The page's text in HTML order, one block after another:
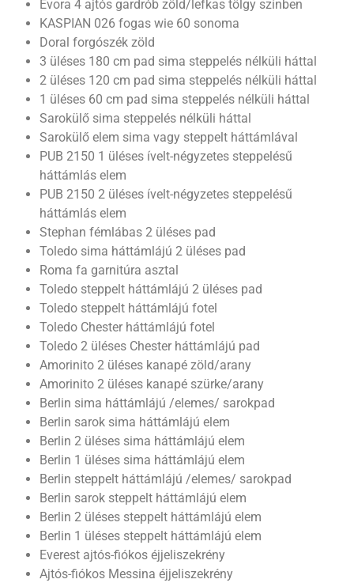
Evora 4 ajtós gardrób zöld/lefkas tölgy színben
KASPIAN 026 fogas wie 60 sonoma
Doral forgószék zöld
3 üléses 180 cm pad sima steppelés nélküli háttal
2 üléses 120 cm pad sima steppelés nélküli háttal
1 üléses 60 cm pad sima steppelés nélküli háttal
Sarokülő sima steppelés nélküli háttal
Sarokülő elem sima vagy steppelt háttámlával
PUB 2150 1 üléses ívelt-négyzetes steppelésű
háttámlás elem
PUB 2150 2 üléses ívelt-négyzetes steppelésű
háttámlás elem
Stephan fémlábas 2 üléses pad
Toledo sima háttámlájú 2 üléses pad
Roma fa garnitúra asztal
Toledo steppelt háttámlájú 2 üléses pad
Toledo steppelt háttámlájú fotel
Toledo Chester háttámlájú fotel
Toledo 2 üléses Chester háttámlájú pad
Amorinito 2 üléses kanapé zöld/arany
Amorinito 2 üléses kanapé szürke/arany
Berlin sima háttámlájú /elemes/ sarokpad
Berlin sarok sima háttámlájú elem
Berlin 2 üléses sima háttámlájú elem
Berlin 1 üléses sima háttámlájú elem
Berlin steppelt háttámlájú /elemes/ sarokpad
Berlin sarok steppelt háttámlájú elem
Berlin 2 üléses steppelt háttámlájú elem
Berlin 1 üléses steppelt háttámlájú elem
Everest ajtós-fiókos éjjeliszekrény
Ajtós-fiókos Messina éjjeliszekrény